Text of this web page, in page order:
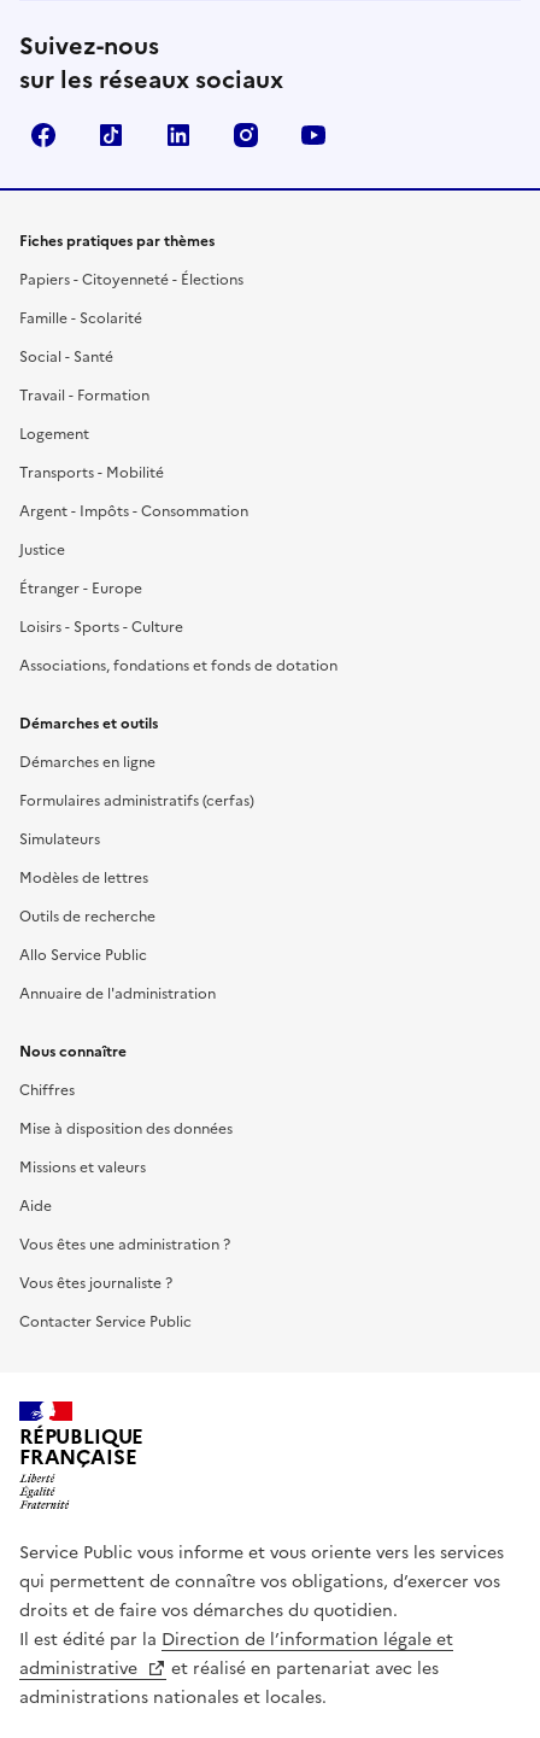
Suivez-nous
sur les réseaux sociaux
FacebookTikTok LinkedIn Instagram
Fiches pratiques par thèmes
Papiers - Citoyenneté - Élections
Famille - Scolarité
Social - Santé
Travail - Formation
Logement
Transports - Mobilité
Argent - Impôts - Consommation
Justice
Étranger - Europe
Loisirs - Sports - Culture
Associations, fondations et fonds de dotation
Démarches et outils
Démarches en ligne
Formulaires administratifs (cerfas)
Simulateurs
Modèles de lettres
Outils de recherche
Allo Service Public
Annuaire de l'administration
Nous connaître
Chiffres
Mise à disposition des données
Missions et valeurs
Aide
Vous êtes une administration ?
Vous êtes journaliste ?
Contacter Service Public
RÉPUBLIQUE
FRANÇAISE
Service Public vous informe et vous oriente vers les services
qui permettent de connaître vos obligations, d’exercer vos
droits et de faire vos démarches du quotidien.
Il est édité par la Direction de l’information légale et
administrative
et réalisé en partenariat avec les
administrations nationales et locales.